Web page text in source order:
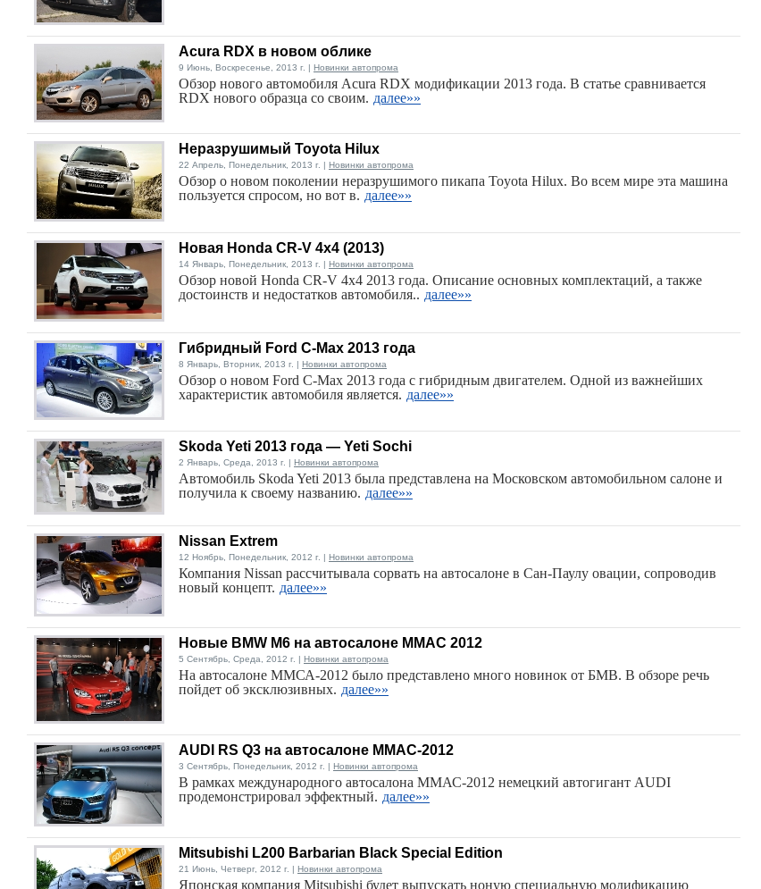
Acura RDX в новом облике
9 Июнь, Воскресенье, 2013 г. | Новинки автопрома
Обзор нового автомобиля Acura RDX модификации 2013 года. В статье сравнивается
RDX нового образца со своим. далее»»
Неразрушимый Toyota Hilux
22 Апрель, Понедельник, 2013 г. | Новинки автопрома
Обзор о новом поколении неразрушимого пикапа Toyota Hilux. Во всем мире эта машина
пользуется спросом, но вот в. далее»»
Новая Honda CR-V 4x4 (2013)
14 Январь, Понедельник, 2013 г. | Новинки автопрома
Обзор новой Honda CR-V 4x4 2013 года. Описание основных комплектаций, а также
достоинств и недостатков автомобиля.. далее»»
Гибридный Ford C-Max 2013 года
8 Январь, Вторник, 2013 г. | Новинки автопрома
Обзор о новом Ford C-Max 2013 года с гибридным двигателем. Одной из важнейших
характеристик автомобиля является. далее»»
Skoda Yeti 2013 года — Yeti Sochi
2 Январь, Среда, 2013 г. | Новинки автопрома
Автомобиль Skoda Yeti 2013 была представлена на Московском автомобильном салоне и
получила к своему названию. далее»»
Nissan Extrem
12 Ноябрь, Понедельник, 2012 г. | Новинки автопрома
Компания Nissan рассчитывала сорвать на автосалоне в Сан-Паулу овации, сопроводив
новый концепт. далее»»
Новые BMW M6 на автосалоне ММАС 2012
5 Сентябрь, Среда, 2012 г. | Новинки автопрома
На автосалоне ММСА-2012 было представлено много новинок от БМВ. В обзоре речь
пойдет об эксклюзивных. далее»»
AUDI RS Q3 на автосалоне ММАС-2012
3 Сентябрь, Понедельник, 2012 г. | Новинки автопрома
В рамках международного автосалона ММАС-2012 немецкий автогигант AUDI
продемонстрировал эффектный. далее»»
Mitsubishi L200 Barbarian Black Special Edition
21 Июнь, Четверг, 2012 г. | Новинки автопрома
Японская компания Mitsubishi будет выпускать ноную специальную модификацию